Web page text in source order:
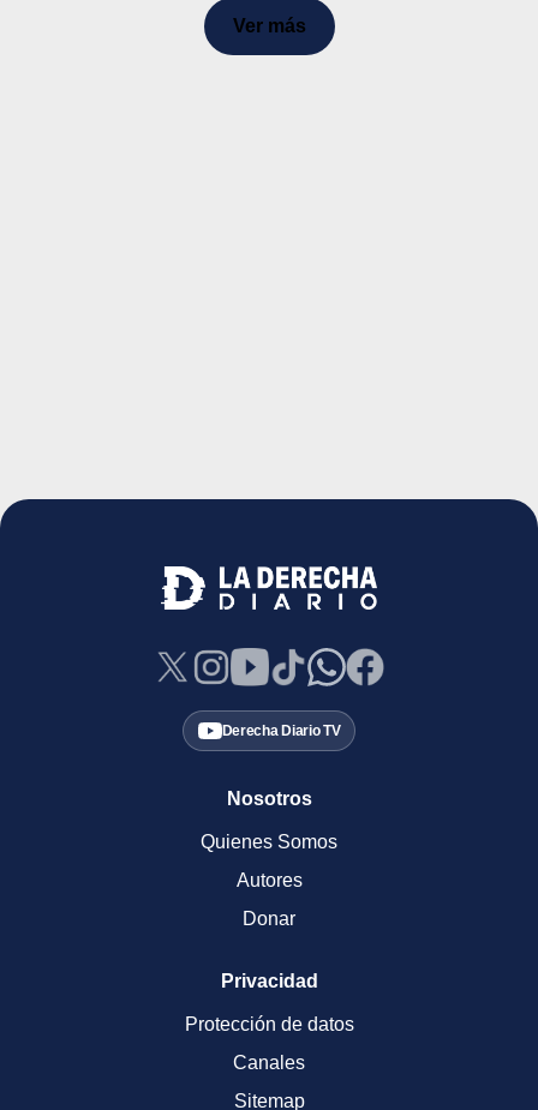
Ver más
Derecha Diario TV
Nosotros
Quienes Somos
Autores
Donar
Privacidad
Protección de datos
Canales
Sitemap